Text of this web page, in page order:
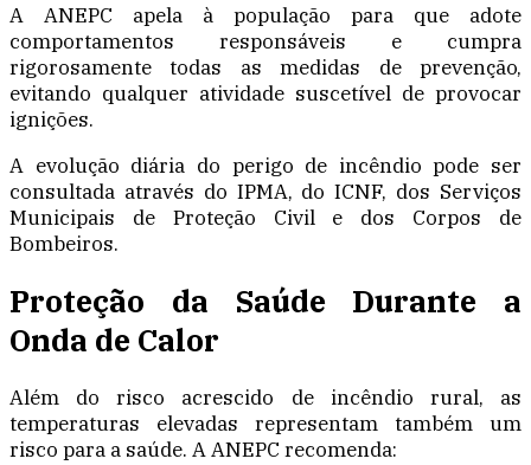
A ANEPC apela à população para que adote
comportamentos responsáveis e cumpra
rigorosamente todas as medidas de prevenção,
evitando qualquer atividade suscetível de provocar
ignições.
A evolução diária do perigo de incêndio pode ser
consultada através do IPMA, do ICNF, dos Serviços
Municipais de Proteção Civil e dos Corpos de
Bombeiros.
Proteção da Saúde Durante a
Onda de Calor
Além do risco acrescido de incêndio rural, as
temperaturas elevadas representam também um
risco para a saúde. A ANEPC recomenda: